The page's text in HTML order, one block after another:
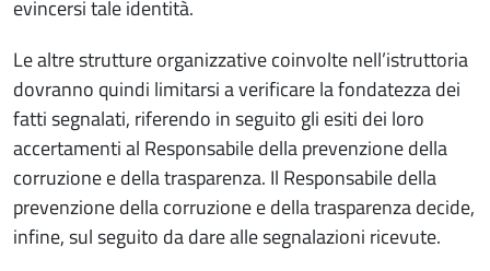
evincersi tale identità.
Le altre strutture organizzative coinvolte nell’istruttoria
dovranno quindi limitarsi a verificare la fondatezza dei
fatti segnalati, riferendo in seguito gli esiti dei loro
accertamenti al Responsabile della prevenzione della
corruzione e della trasparenza. Il Responsabile della
prevenzione della corruzione e della trasparenza decide,
infine, sul seguito da dare alle segnalazioni ricevute.